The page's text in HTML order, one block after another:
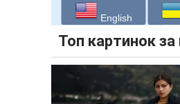
English
Топ картинок